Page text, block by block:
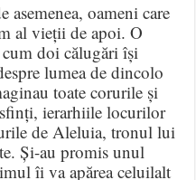
asemenea, oameni care
al vieții de apoi.O
cum doi călugări își
lumea de dincolo
toate corurile și
ierarhiile locurilor
de Aleluia, tronul lui
.Și-au promis unul
îi va apărea celuilalt